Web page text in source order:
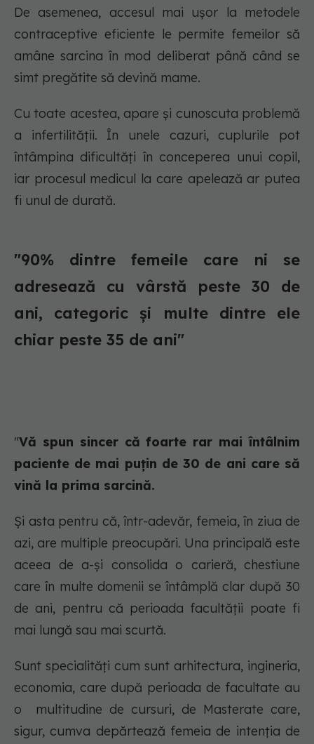
De asemenea, accesul mai ușor la metodele
contraceptive eficiente le permite femeilor să
amâne sarcina în mod deliberat până când se
simt pregătite să devină mame.
Cu toate acestea, apare și cunoscuta problemă
a infertilității. În unele cazuri, cuplurile pot
întâmpina dificultăți în conceperea unui copil,
iar procesul medicul la care apelează ar putea
fi unul de durată.
"90% dintre femeile care ni se
adresează cu vârstă peste 30 de
ani, categoric și multe dintre ele
chiar peste 35 de ani"
"Vă spun sincer că foarte rar mai întâlnim
paciente de mai puțin de 30 de ani care să
vină la prima sarcină.
Și asta pentru că, într-adevăr, femeia, în ziua de
azi, are multiple preocupări. Una principală este
aceea de a-și consolida o carieră, chestiune
care în multe domenii se întâmplă clar după 30
de ani, pentru că perioada facultății poate fi
mai lungă sau mai scurtă.
Sunt specialități cum sunt arhitectura, ingineria,
economia, care după perioada de facultate au
o multitudine de cursuri, de Masterate care,
sigur, cumva depărtează femeia de intenția de